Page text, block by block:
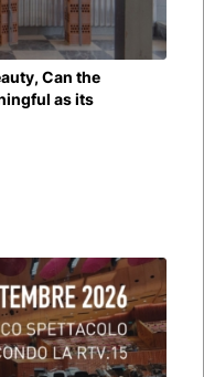
Can the
as its